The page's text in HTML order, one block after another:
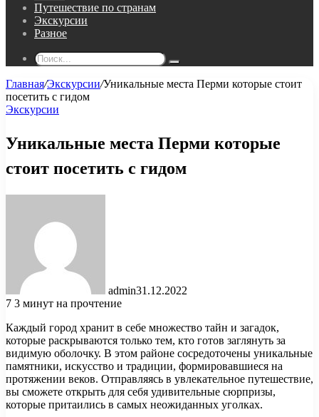
Путешествие по странам
Экскурсии
Разное
Поиск...
Главная/Экскурсии/Уникальные места Перми которые стоит
посетить с гидом
Экскурсии
Уникальные места Перми которые
стоит посетить с гидом
admin31.12.2022
7 3 минут на прочтение
Каждый город хранит в себе множество тайн и загадок,
которые раскрываются только тем, кто готов заглянуть за
видимую оболочку. В этом районе сосредоточены уникальные
памятники, искусство и традиции, формировавшиеся на
протяжении веков. Отправляясь в увлекательное путешествие,
вы сможете открыть для себя удивительные сюрпризы,
которые притаились в самых неожиданных уголках.